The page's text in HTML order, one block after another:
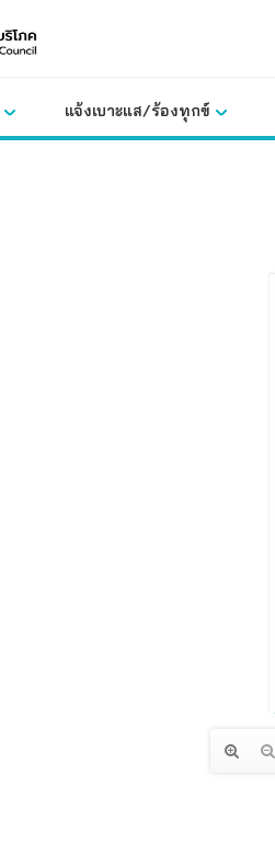
แจ้งเบาะแส/ร้องทุกข์